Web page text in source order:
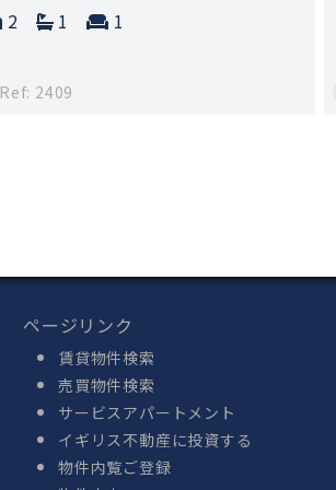
Bedrooms:
2 Bathrooms:
1 Reception rooms:
1
Ref: 2409
ページリンク
賃貸物件検索
売買物件検索
サービスアパートメント
イギリス不動産に投資する
物件内覧ご登録